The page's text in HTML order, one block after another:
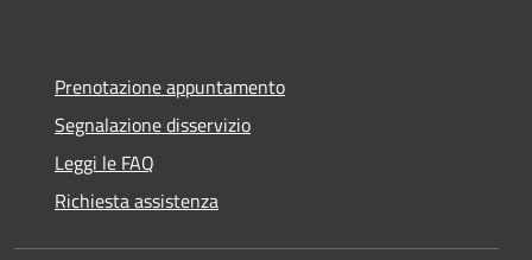
Prenotazione appuntamento
Segnalazione disservizio
Leggi le FAQ
Richiesta assistenza